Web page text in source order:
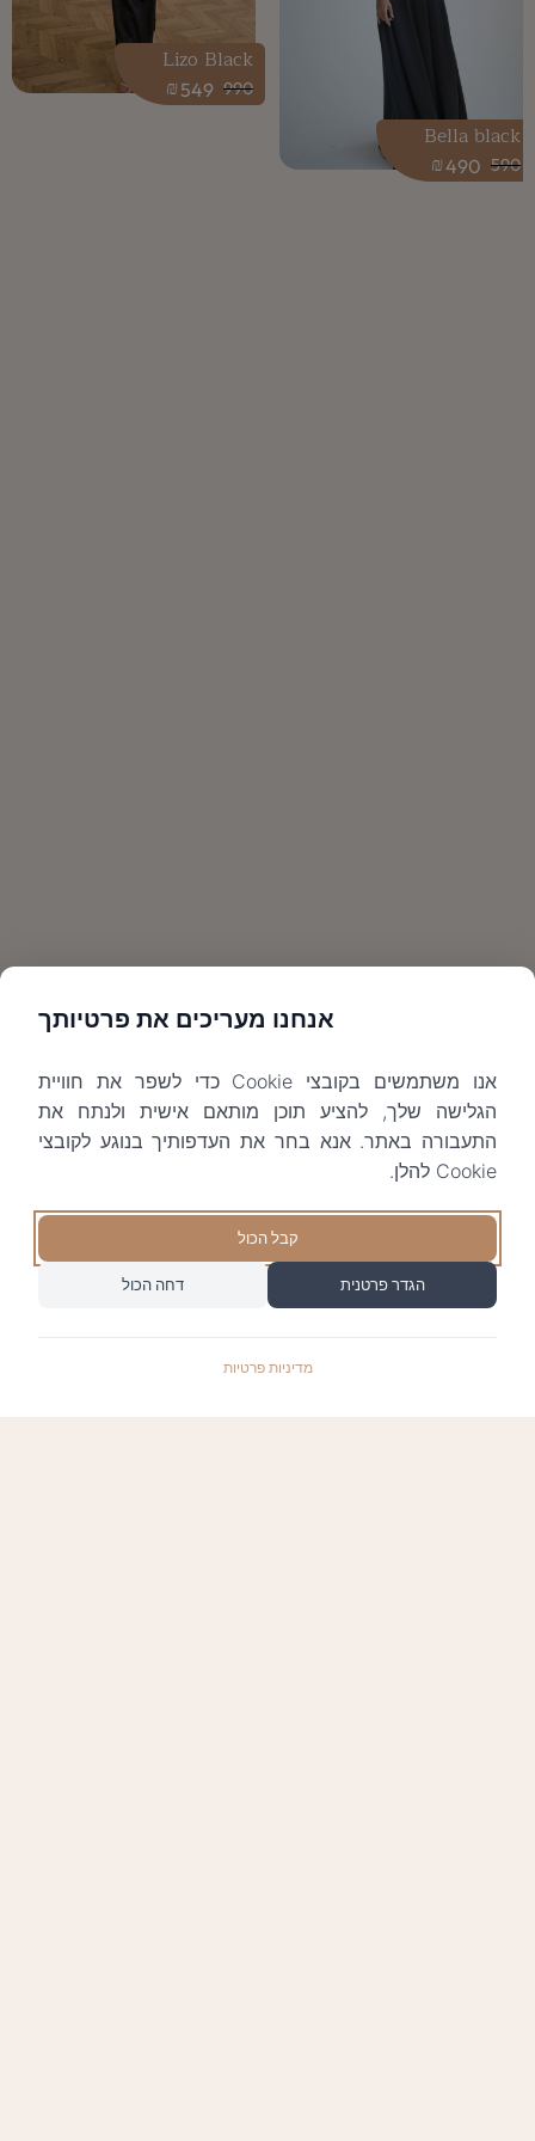
590
490
₪
Bella black
990
549
₪
Lizo Black
אנחנו מעריכים את פרטיותך
אנו משתמשים בקובצי Cookie כדי לשפר את חוויית
הגלישה שלך, להציע תוכן מותאם אישית ולנתח את
התעבורה באתר. אנא בחר את העדפותיך בנוגע לקובצי
Cookie להלן.
קבל הכול
הגדר פרטנית דחה הכול
מדיניות פרטיות